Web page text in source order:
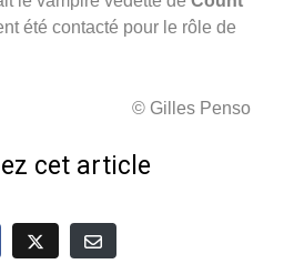
été contacté pour le rôle de
© Gilles Penso
cet article